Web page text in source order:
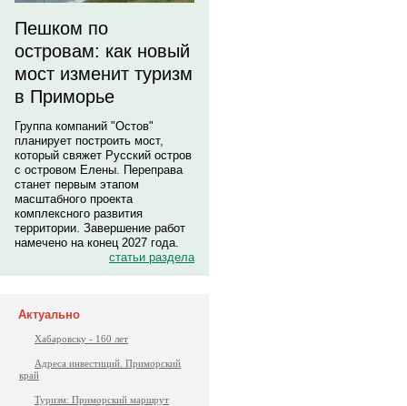
Пешком по
островам: как новый
мост изменит туризм
в Приморье
Группа компаний "Остов"
планирует построить мост,
который свяжет Русский остров
с островом Елены. Переправа
станет первым этапом
масштабного проекта
комплексного развития
территории. Завершение работ
намечено на конец 2027 года.
статьи раздела
Актуально
Хабаровску - 160 лет
Адреса инвестиций. Приморский
край
Туризм: Приморский маршрут